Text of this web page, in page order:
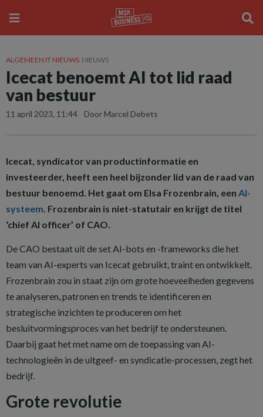
ALGEMEEN IT NIEUWS NIEUWS
Icecat benoemt AI tot lid raad
van bestuur
11 april 2023, 11:44 Door Marcel Debets
Icecat, syndicator van productinformatie en
investeerder, heeft een heel bijzonder lid van de raad van
bestuur benoemd. Het gaat om Elsa Frozenbrain, een AI-
systeem. Frozenbrain is niet-statutair en krijgt de titel
‘chief AI officer’ of CAO.
De CAO bestaat uit de set AI-bots en -frameworks die het
team van AI-experts van Icecat gebruikt, traint en ontwikkelt.
Frozenbrain zou in staat zijn om grote hoeveelheden gegevens
te analyseren, patronen en trends te identificeren en
strategische inzichten te produceren om het
besluitvormingsproces van het bedrijf te ondersteunen.
Daarbij gaat het met name om de toepassing van AI-
technologieën in de uitgeef- en syndicatie-processen, zegt het
bedrijf.
Grote revolutie